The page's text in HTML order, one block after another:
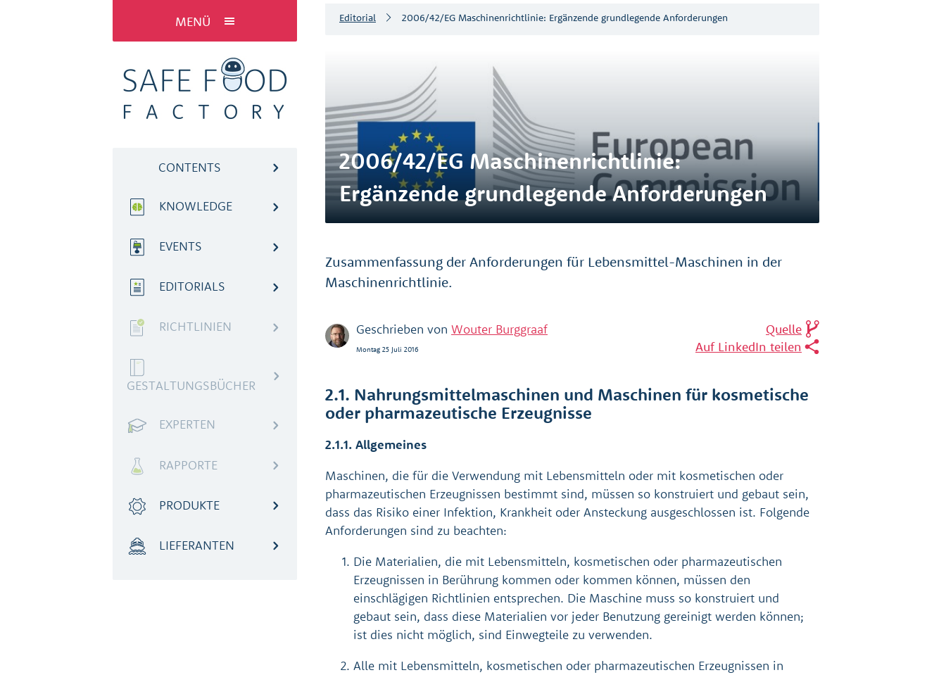
MENÜ
CONTENTS
KNOWLEDGE
EVENTS
EDITORIALS
RICHTLINIEN
GESTALTUNGSBÜCHER
EXPERTEN
RAPPORTE
PRODUKTE
LIEFERANTEN
Editorial 2006/42/EG Maschinenrichtlinie: Ergänzende grundlegende Anforderungen
2006/42/EG Maschinenrichtlinie:
Ergänzende grundlegende Anforderungen
Zusammenfassung der Anforderungen für Lebensmittel-Maschinen in der
Maschinenrichtlinie.
Geschrieben von Wouter Burggraaf
Montag 25 Juli 2016
Quelle
Auf LinkedIn teilen
2.1. Nahrungsmittelmaschinen und Maschinen für kosmetische
oder pharmazeutische Erzeugnisse
2.1.1. Allgemeines
Maschinen, die für die Verwendung mit Lebensmitteln oder mit kosmetischen oder
pharmazeutischen Erzeugnissen bestimmt sind, müssen so konstruiert und gebaut sein,
dass das Risiko einer Infektion, Krankheit oder Ansteckung ausgeschlossen ist. Folgende
Anforderungen sind zu beachten:
Die Materialien, die mit Lebensmitteln, kosmetischen oder pharmazeutischen
Erzeugnissen in Berührung kommen oder kommen können, müssen den
einschlägigen Richtlinien entsprechen. Die Maschine muss so konstruiert und
gebaut sein, dass diese Materialien vor jeder Benutzung gereinigt werden können;
ist dies nicht möglich, sind Einwegteile zu verwenden.
Alle mit Lebensmitteln, kosmetischen oder pharmazeutischen Erzeugnissen in